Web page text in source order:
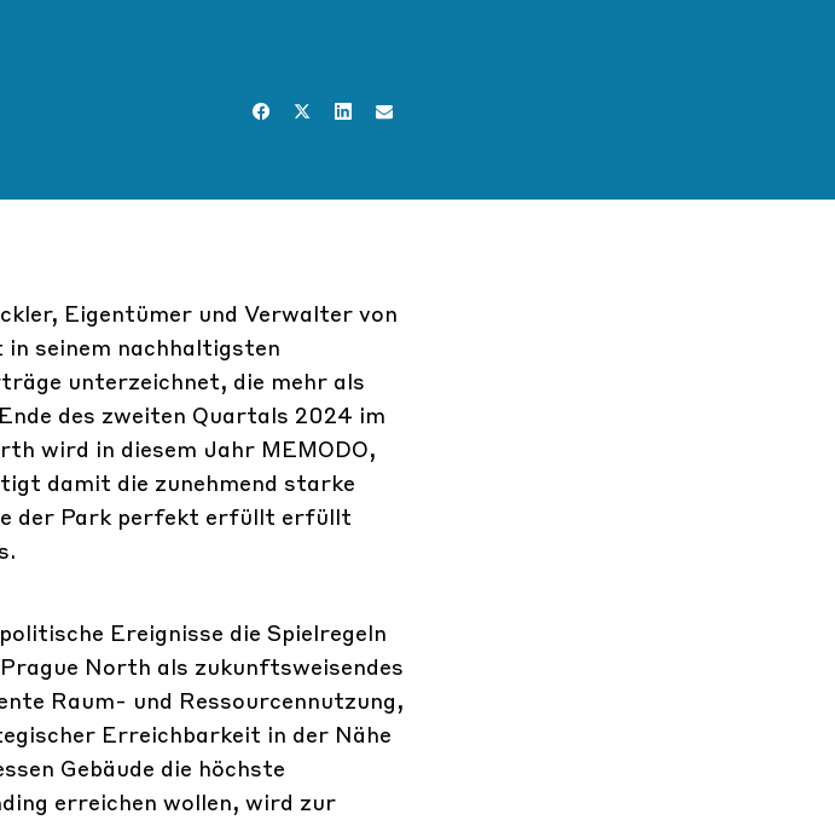
Eigentümer und Verwalter von
seinem nachhaltigsten
unterzeichnet, die mehr als
des zweiten Quartals 2024 im
wird in diesem Jahr MEMODO,
damit die zunehmend starke
der Park perfekt erfüllt erfüllt
Ereignisse die Spielregeln
North als zukunftsweisendes
Raum- und Ressourcennutzung,
Erreichbarkeit in der Nähe
Gebäude die höchste
erreichen wollen, wird zur